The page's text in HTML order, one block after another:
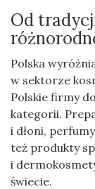
Od
Polska
w sektorze
Polskie firmy
kategorii.
i dłoni,
też produkty
i
świecie.